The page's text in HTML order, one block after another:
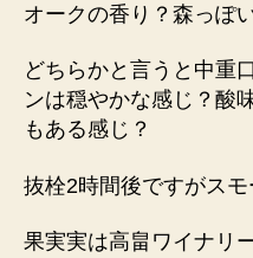
オークの香り？森っぽ
どちらかと言うと中重
ンは穏やかな感じ？酸
もある感じ？
抜栓2時間後ですがスモ
果実実は高畠ワイナリ